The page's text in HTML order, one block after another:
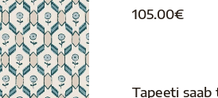
105.00€
Tapeeti